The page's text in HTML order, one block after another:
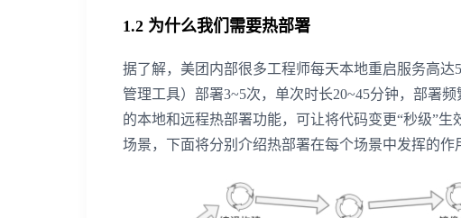
1.2 为什么我们需要热部署
据了解，美团内部很多工程师每天本地重启服务高达
管理工具）部署3~5次，单次时长20~45分钟，部署
的本地和远程热部署功能，可让将代码变更“秒级”
场景，下面将分别介绍热部署在每个场景中发挥的作